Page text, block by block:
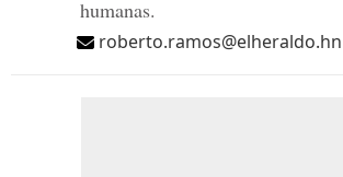
humanas.
roberto.ramos@elheraldo.hn